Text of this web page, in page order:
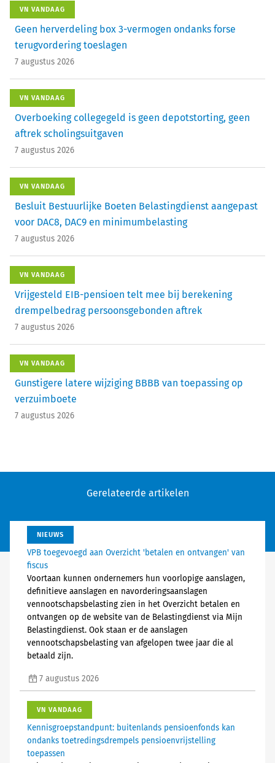
VN VANDAAG
Geen herverdeling box 3-vermogen ondanks forse
terugvordering toeslagen
7 augustus 2026
VN VANDAAG
Overboeking collegegeld is geen depotstorting, geen
aftrek scholingsuitgaven
7 augustus 2026
VN VANDAAG
Besluit Bestuurlijke Boeten Belastingdienst aangepast
voor DAC8, DAC9 en minimumbelasting
7 augustus 2026
VN VANDAAG
Vrijgesteld EIB-pensioen telt mee bij berekening
drempelbedrag persoonsgebonden aftrek
7 augustus 2026
VN VANDAAG
Gunstigere latere wijziging BBBB van toepassing op
verzuimboete
7 augustus 2026
Gerelateerde artikelen
NIEUWS
VPB toegevoegd aan Overzicht 'betalen en ontvangen' van
fiscus
Voortaan kunnen ondernemers hun voorlopige aanslagen,
definitieve aanslagen en navorderingsaanslagen
vennootschapsbelasting zien in het Overzicht betalen en
ontvangen op de website van de Belastingdienst via Mijn
Belastingdienst. Ook staan er de aanslagen
vennootschapsbelasting van afgelopen twee jaar die al
betaald zijn.
7 augustus 2026
VN VANDAAG
Kennisgroepstandpunt: buitenlands pensioenfonds kan
ondanks toetredingsdrempels pensioenvrijstelling
toepassen